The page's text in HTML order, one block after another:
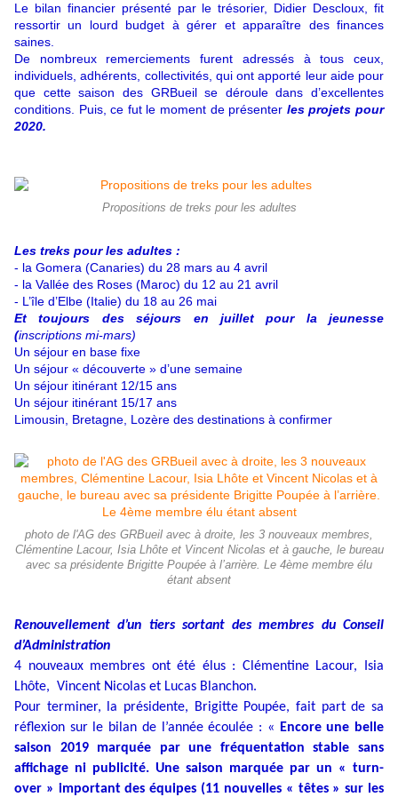
Le bilan financier présenté par le trésorier, Didier Descloux, fit
ressortir un lourd budget à gérer et apparaître des finances
saines.
De nombreux remerciements furent adressés à tous ceux,
individuels, adhérents, collectivités, qui ont apporté leur aide pour
que cette saison des GRBueil se déroule dans d’excellentes
conditions. Puis, ce fut le moment de présenter les projets pour
2020.
Propositions de treks pour les adultes
Les treks pour les adultes :
- la Gomera (Canaries) du 28 mars au 4 avril
- la Vallée des Roses (Maroc) du 12 au 21 avril
- L’île d’Elbe (Italie) du 18 au 26 mai
Et toujours des séjours en juillet pour la jeunesse
(inscriptions mi-mars)
Un séjour en base fixe
Un séjour « découverte » d’une semaine
Un séjour itinérant 12/15 ans
Un séjour itinérant 15/17 ans
Limousin, Bretagne, Lozère des destinations à confirmer
photo de l'AG des GRBueil avec à droite, les 3 nouveaux membres,
Clémentine Lacour, Isia Lhôte et Vincent Nicolas et à gauche, le bureau
avec sa présidente Brigitte Poupée à l’arrière. Le 4ème membre élu
étant absent
Renouvellement d’un tiers sortant des membres du Conseil
d’Administration
4 nouveaux membres ont été élus : Clémentine Lacour, Isia
Lhôte, Vincent Nicolas et Lucas Blanchon.
Pour terminer, la présidente, Brigitte Poupée, fait part de sa
réflexion sur le bilan de l’année écoulée : «
Encore une belle
saison 2019 marquée par une fréquentation stable sans
affichage ni publicité. Une saison marquée par un « turn-
over » important des équipes (11 nouvelles « têtes » sur les